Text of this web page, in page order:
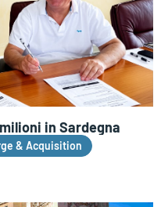
in Sardegna
& Acquisition